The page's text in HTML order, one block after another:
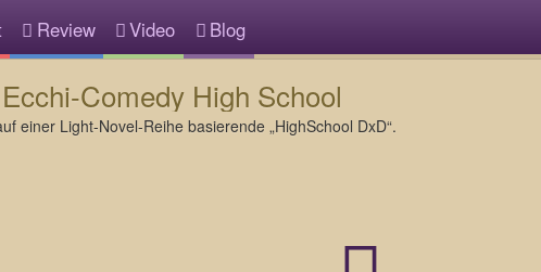
Review Video Blog
Comedy High School
einer Light-Novel-Reihe basierende „HighSchool DxD“.